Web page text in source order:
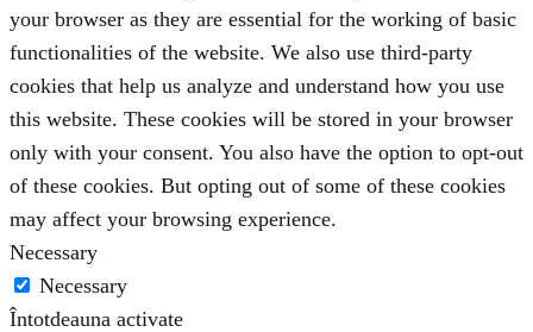
your browser as they are essential for the working of basic
functionalities of the website. We also use third-party
cookies that help us analyze and understand how you use
this website. These cookies will be stored in your browser
only with your consent. You also have the option to opt-out
of these cookies. But opting out of some of these cookies
may affect your browsing experience.
Necessary
Necessary
Întotdeauna activate